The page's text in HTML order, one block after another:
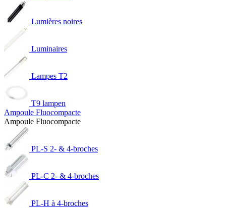
Lumières noires
Luminaires
Lampes T2
T9 lampen
Ampoule Fluocompacte
Ampoule Fluocompacte
PL-S 2- & 4-broches
PL-C 2- & 4-broches
PL-H à 4-broches